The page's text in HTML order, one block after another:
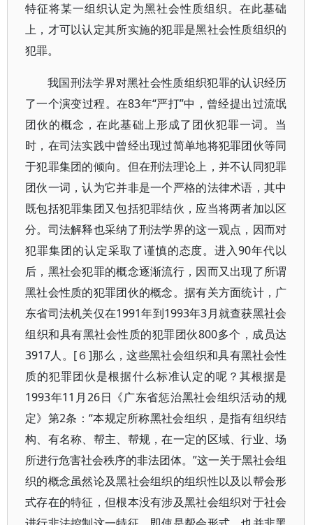
特征将某一组织认定为黑社会性质组织。在此基础
上，才可以认定其所实施的犯罪是黑社会性质组织的
犯罪。
我国刑法学界对黑社会性质组织犯罪的认识经历
了一个演变过程。在83年“严打”中，曾经提出过流氓
团伙的概念，在此基础上形成了团伙犯罪一词。当
时，在司法实践中曾经出现过简单地将犯罪团伙等同
于犯罪集团的倾向。但在刑法理论上，并不认同犯罪
团伙一词，认为它并非是一个严格的法律术语，其中
既包括犯罪集团又包括犯罪结伙，应当将两者加以区
分。司法解释也采纳了刑法学界的这一观点，因而对
犯罪集团的认定采取了谨慎的态度。进入90年代以
后，黑社会犯罪的概念逐渐流行，因而又出现了所谓
黑社会性质的犯罪团伙的概念。据有关方面统计，广
东省司法机关仅在1991年到1993年3月就查获黑社会
组织和具有黑社会性质的犯罪团伙800多个，成员达
3917人。[６]那么，这些黑社会组织和具有黑社会性
质的犯罪团伙是根据什么标准认定的呢？其根据是
1993年11月26日《广东省惩治黑社会组织活动的规
定》第2条：“本规定所称黑社会组织，是指有组织结
构、有名称、帮主、帮规，在一定的区域、行业、场
所进行危害社会秩序的非法团体。”这一关于黑社会组
织的概念虽然论及黑社会组织的组织性以及以帮会形
式存在的特征，但根本没有涉及黑社会组织对于社会